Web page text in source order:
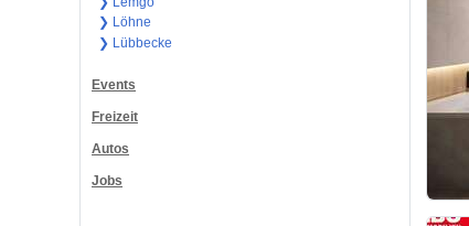
❯ Löhne
❯ Lübbecke
Events
Freizeit
Autos
Jobs